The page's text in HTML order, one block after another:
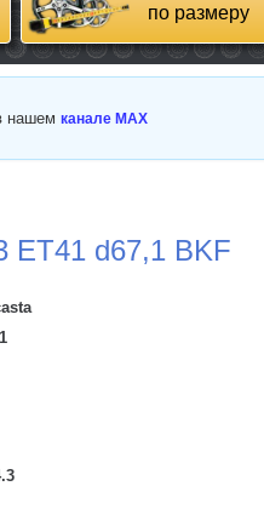
по размеру
нашем канале MAX
ET41 d67,1 BKF